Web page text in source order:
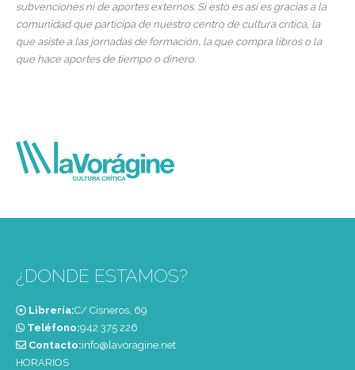
subvenciones ni de aportes externos. Si esto es así es gracias a la
comunidad que participa de nuestro centro de cultura crítica, la
que asiste a las jornadas de formación, la que compra libros o la
que hace aportes de tiempo o dinero.
¿DONDE ESTAMOS?
Librería:C/ Cisneros, 69
Teléfono:‭942 375 226‬
Contacto:info@lavoragine.net
HORARIOS